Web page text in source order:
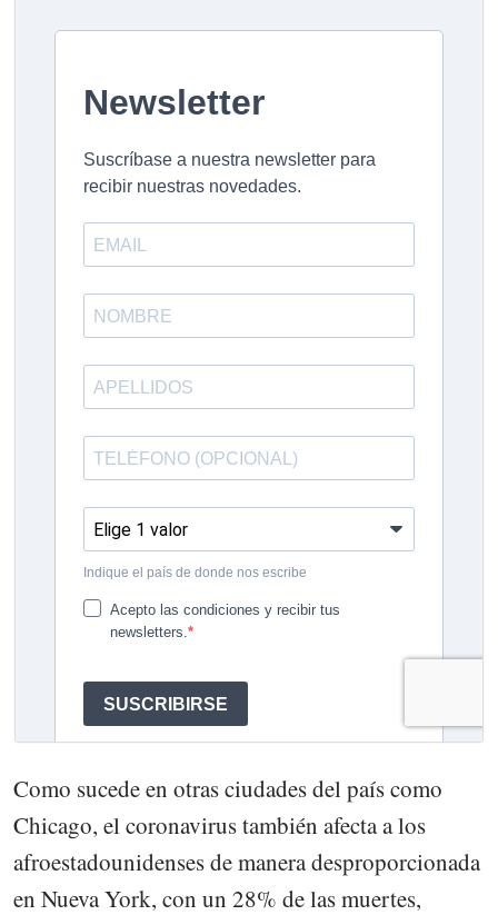
Como sucede en otras ciudades del país como
Chicago, el coronavirus también afecta a los
afroestadounidenses de manera desproporcionada
en Nueva York, con un 28% de las muertes,